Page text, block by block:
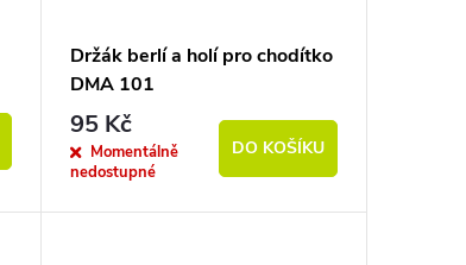
Držák berlí a holí pro chodítko
DMA 101
95 Kč
Momentálně
nedostupné
DO KOŠÍKU